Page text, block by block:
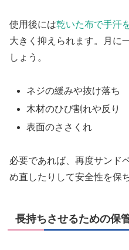
使用後には乾いた布で手汗
大きく抑えられます。月に
しょう。
ネジの緩みや抜け落ち
木材のひび割れや反り
表面のささくれ
必要であれば、再度サンド
め直したりして安全性を保
長持ちさせるための保